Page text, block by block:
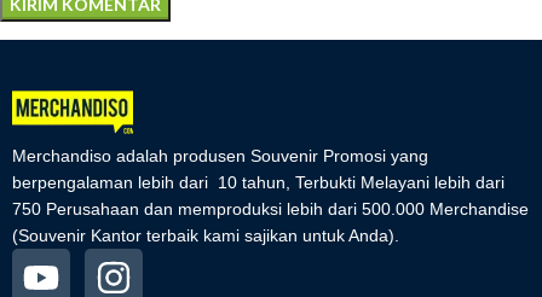
Merchandiso adalah produsen Souvenir Promosi yang
berpengalaman lebih dari 10 tahun, Terbukti Melayani lebih dari
750 Perusahaan dan memproduksi lebih dari 500.000 Merchandise
(Souvenir Kantor terbaik kami sajikan untuk Anda).